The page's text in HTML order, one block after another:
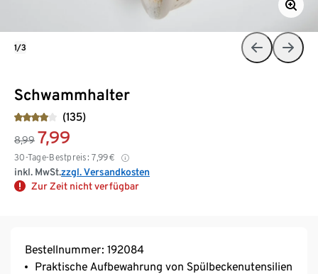
Schwammhalter
(135)
8,99 7,99
30-Tage-Bestpreis: 7,99€
inkl. MwSt.zzgl. Versandkosten
Zur Zeit nicht verfügbar
1/3
Bestellnummer: 192084
Praktische Aufbewahrung von Spülbeckenutensilien